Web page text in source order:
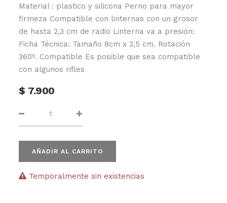
Material : plastico y silicona Perno para mayor
firmeza Compatible con linternas con un grosor
de hasta 2,3 cm de radio Linterna va a presión:
Ficha Técnica: Tamaño 8cm x 3,5 cm. Rotación
360º. Compatible Es posible que sea compatible
con algunos rifles
$ 7.900
AÑADIR AL CARRITO
Temporalmente sin existencias